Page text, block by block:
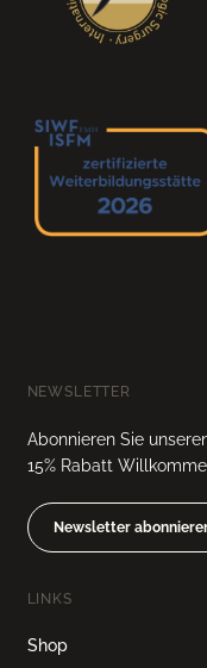
NEWSLETTER
Abonnieren Sie
15% Rabatt
Newsletter
LINKS
Shop